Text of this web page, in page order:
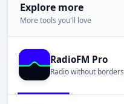
Explore more
More tools you'll love
RadioFM Pro
Radio without borders